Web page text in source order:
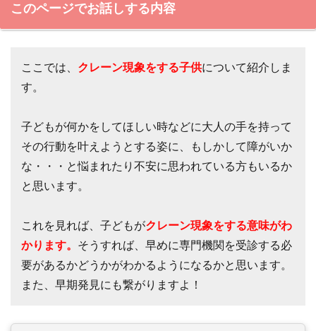
このページでお話しする内容
ここでは、 クレーン現象をする子供について紹介しま
す。
子どもが何かをしてほしい時などに大人の手を持って
その行動を叶えようとする姿に、もしかして障がいか
な・・・と悩まれたり不安に思われている方もいるか
と思います。
これを見れば、子どもがクレーン現象をする意味がわ
かります。 そうすれば、早めに専門機関を受診する必
要があるかどうかがわかるようになるかと思います。
また、早期発見にも繋がりますよ！